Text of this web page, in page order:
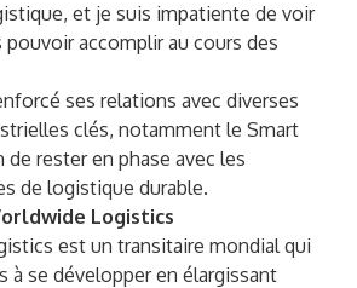
et je suis impatiente de voir
accomplir au cours des
ses relations avec diverses
clés, notamment le Smart
de rester en phase avec les
de logistique durable.
Logistics
est un transitaire mondial qui
à se développer en élargissant